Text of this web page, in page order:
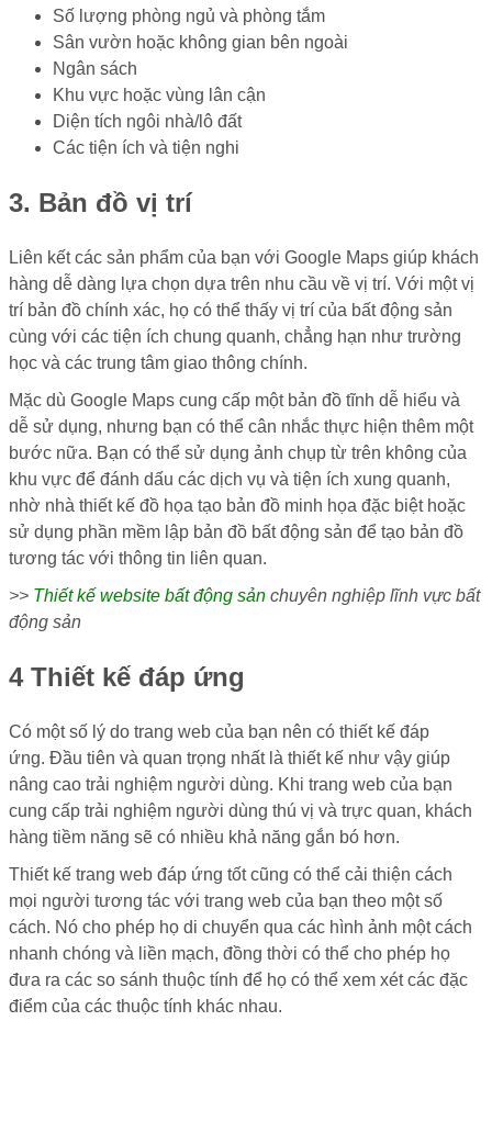
Số lượng phòng ngủ và phòng tắm
Sân vườn hoặc không gian bên ngoài
Ngân sách
Khu vực hoặc vùng lân cận
Diện tích ngôi nhà/lô đất
Các tiện ích và tiện nghi
3. Bản đồ vị trí
Liên kết các sản phẩm của bạn với Google Maps giúp khách
hàng dễ dàng lựa chọn dựa trên nhu cầu về vị trí. Với một vị
trí bản đồ chính xác, họ có thể thấy vị trí của bất động sản
cùng với các tiện ích chung quanh, chẳng hạn như trường
học và các trung tâm giao thông chính.
Mặc dù Google Maps cung cấp một bản đồ tĩnh dễ hiểu và
dễ sử dụng, nhưng bạn có thể cân nhắc thực hiện thêm một
bước nữa. Bạn có thể sử dụng ảnh chụp từ trên không của
khu vực để đánh dấu các dịch vụ và tiện ích xung quanh,
nhờ nhà thiết kế đồ họa tạo bản đồ minh họa đặc biệt hoặc
sử dụng phần mềm lập bản đồ bất động sản để tạo bản đồ
tương tác với thông tin liên quan.
>> Thiết kế website bất động sản chuyên nghiệp lĩnh vực bất
động sản
4 Thiết kế đáp ứng
Có một số lý do trang web của bạn nên có thiết kế đáp
ứng. Đầu tiên và quan trọng nhất là thiết kế như vậy giúp
nâng cao trải nghiệm người dùng. Khi trang web của bạn
cung cấp trải nghiệm người dùng thú vị và trực quan, khách
hàng tiềm năng sẽ có nhiều khả năng gắn bó hơn.
Thiết kế trang web đáp ứng tốt cũng có thể cải thiện cách
mọi người tương tác với trang web của bạn theo một số
cách. Nó cho phép họ di chuyển qua các hình ảnh một cách
nhanh chóng và liền mạch, đồng thời có thể cho phép họ
đưa ra các so sánh thuộc tính để họ có thể xem xét các đặc
điểm của các thuộc tính khác nhau.